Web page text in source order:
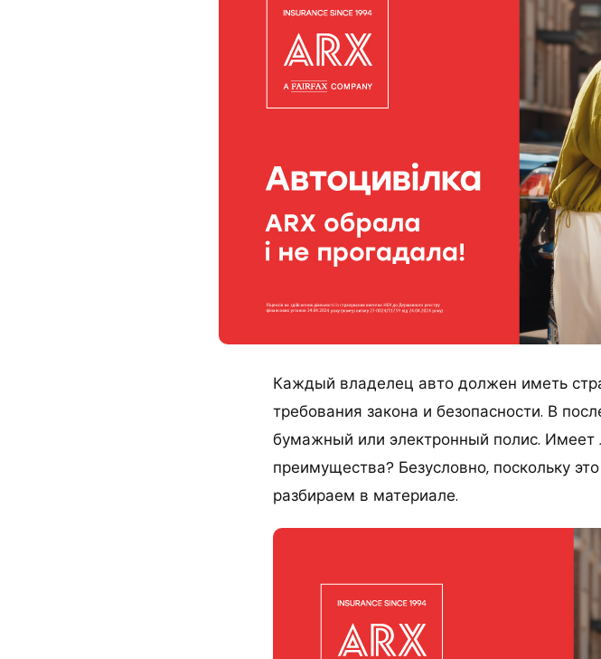
Каждый владелец авто должен иметь
требования закона и безопасности. В
бумажный или электронный полис. Имеет
преимущества? Безусловно, поскольку
разбираем в материале.